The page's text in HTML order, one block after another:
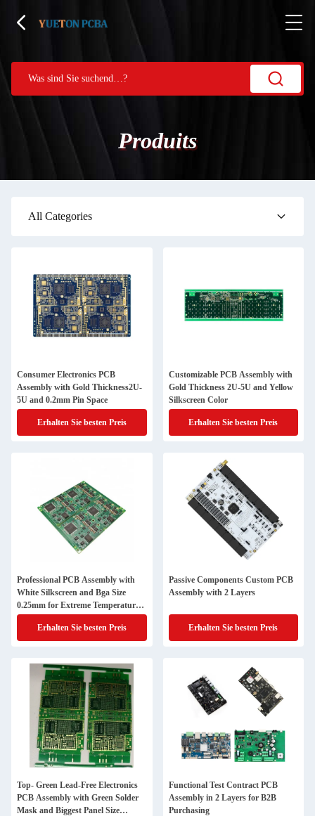
Produits
All Categories
Consumer Electronics PCB
Assembly with Gold Thickness2U-
5U and 0.2mm Pin Space
Erhalten Sie besten Preis
Customizable PCB Assembly with
Gold Thickness 2U-5U and Yellow
Silkscreen Color
Erhalten Sie besten Preis
Professional PCB Assembly with
White Silkscreen and Bga Size
0.25mm for Extreme Temperature
Range -40 C -85 C
Erhalten Sie besten Preis
Passive Components Custom PCB
Assembly with 2 Layers
Erhalten Sie besten Preis
Top- Green Lead-Free Electronics
PCB Assembly with Green Solder
Mask and Biggest Panel Size
Functional Test Contract PCB
Assembly in 2 Layers for B2B
Purchasing